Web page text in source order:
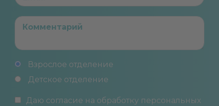
Взрослое отделение
Детское отделение
Даю согласие на обработку персональных